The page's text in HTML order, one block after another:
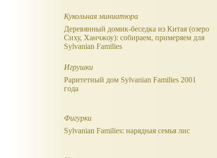
Кукольная миниатюра
Деревянный домик-беседка из Китая (озеро
Сиху, Ханчжоу): собираем, примеряем для
Sylvanian Families
Игрушки
Раритетный дом Sylvanian Families 2001
года
Фигурки
Sylvanian Families: нарядная семья лис